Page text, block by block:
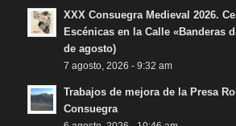
XXX Consuegra Medieval 2026.
Escénicas en la Calle «Banderas
de agosto)
7 agosto, 2026 - 9:32 am
Trabajos de mejora de la Presa
Consuegra